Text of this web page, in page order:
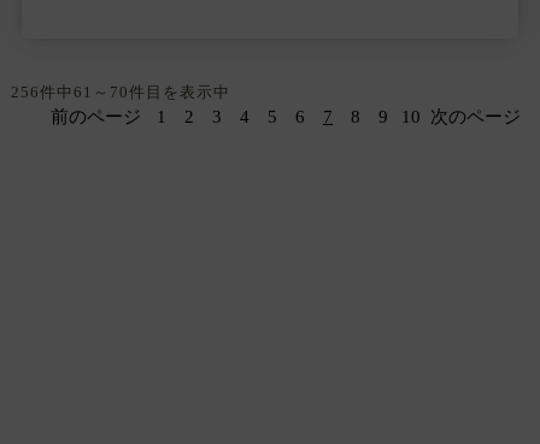
▼待遇
256件中61～70件目を表示中
前のページ 1 2 3 4 5 6 7 8 9 10 次のページ